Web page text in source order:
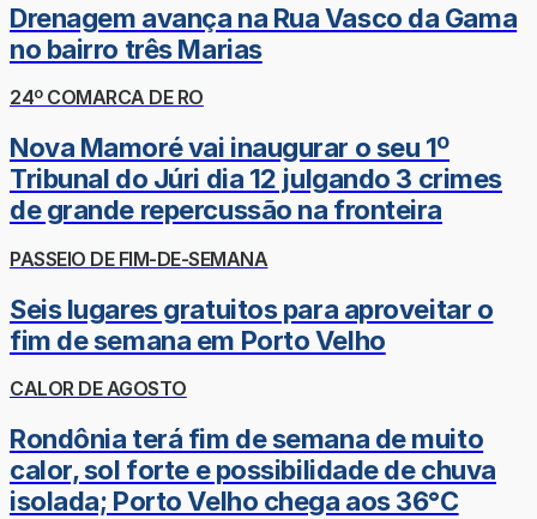
Drenagem avança na Rua Vasco da Gama
no bairro três Marias
24º COMARCA DE RO
Nova Mamoré vai inaugurar o seu 1º
Tribunal do Júri dia 12 julgando 3 crimes
de grande repercussão na fronteira
PASSEIO DE FIM-DE-SEMANA
Seis lugares gratuitos para aproveitar o
fim de semana em Porto Velho
CALOR DE AGOSTO
Rondônia terá fim de semana de muito
calor, sol forte e possibilidade de chuva
isolada; Porto Velho chega aos 36°C